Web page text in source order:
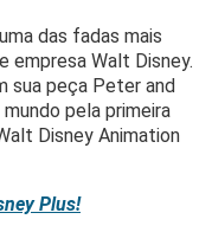
das fadas mais
empresa Walt Disney.
sua peça Peter and
pela primeira
Disney Animation
Plus!